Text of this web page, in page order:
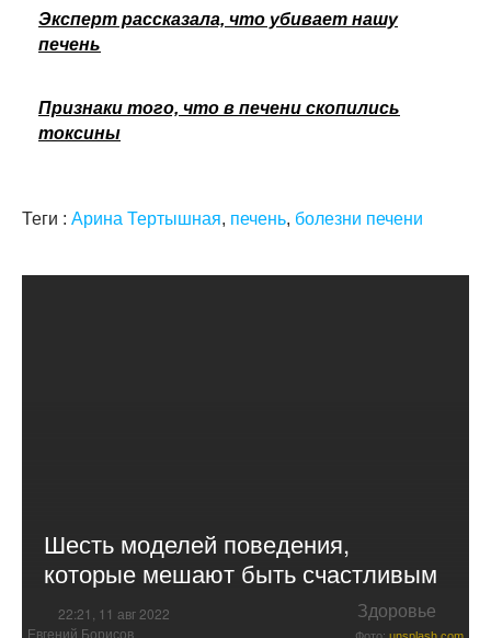
Эксперт рассказала, что убивает нашу
печень
Признаки того, что в печени скопились
токсины
Теги : Арина Тертышная, печень, болезни печени
Шесть моделей поведения,
которые мешают быть счастливым
22:21, 11 авг 2022 Здоровье